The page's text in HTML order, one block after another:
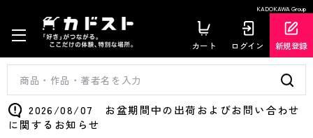
KADOKAWA Group
カート ログイン 新規登録
2026/08/07 お盆期間中の出荷およびお問い合わせ
に関するお知らせ